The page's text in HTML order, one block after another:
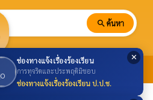
✕
ช่องทางแจ้งเรื่องร้องเรียน
การทุจริตและประพฤติมิชอบ
ช่องทางแจ้งเรื่องร้องเรียน ป.ป.ช.
search ค้นหา